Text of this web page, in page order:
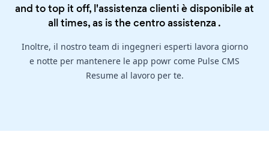
and to top it off, l'assistenza clienti è disponibile at
all times, as is thecentro assistenza .
Inoltre, il nostro team di ingegneri esperti lavora giorno
e notte per mantenere le app powr come Pulse CMS
Resume al lavoro per te.